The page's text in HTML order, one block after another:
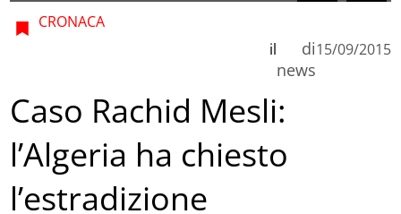
CRONACA
di
news
il 15/09/2015
Caso Rachid Mesli:
l’Algeria ha chiesto
l’estradizione